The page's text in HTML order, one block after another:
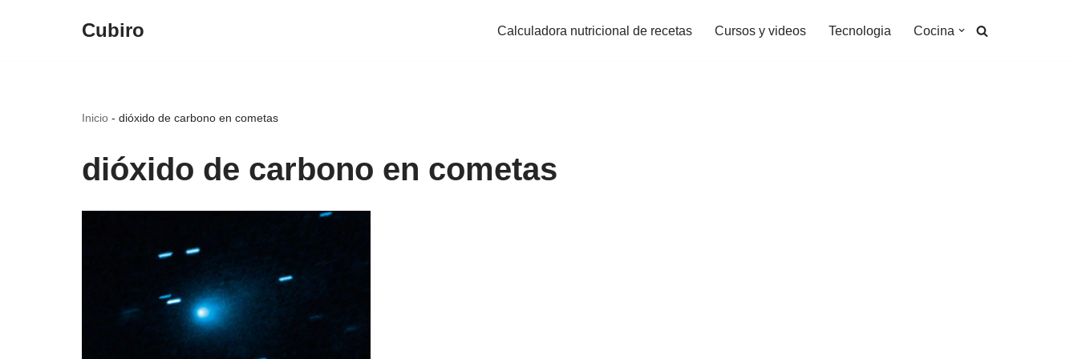
Cubiro Calculadora nutricional de recetas Cursos y videos Tecnologia Cocina
Inicio - dióxido de carbono en cometas
dióxido de carbono en cometas